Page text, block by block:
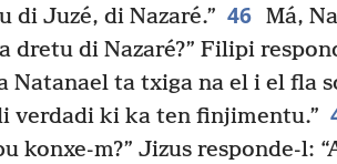
di Juzé, di Nazaré.” 46 Má,
dretu di Nazaré?” Filipi
Natanael ta txiga na el i el fla
verdadi ki ka ten finjimentu.”
konxe-m?” Jizus responde-l: